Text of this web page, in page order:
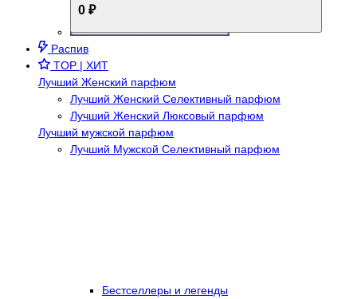
0 ₽
Распив
TOP | ХИТ
Лучший Женский парфюм
Лучший Женский Селективный парфюм
Лучший Женский Люксовый парфюм
Лучший мужской парфюм
Лучший Мужской Селективный парфюм
Бестселлеры и легенды